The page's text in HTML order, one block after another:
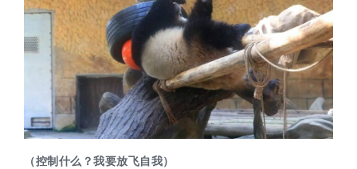
（控制什么？我要放飞自我）